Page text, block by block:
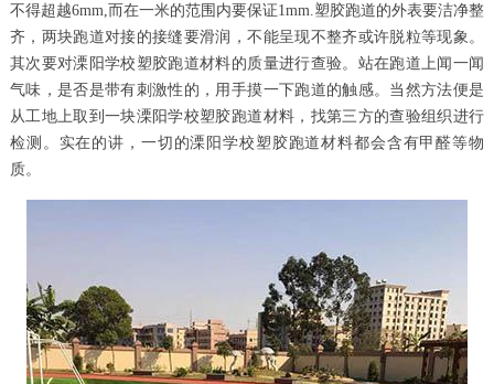
不得超越6mm,而在一米的范围内要保证1mm.塑胶跑道的外表要洁净整
齐，两块跑道对接的接缝要滑润，不能呈现不整齐或许脱粒等现象。
其次要对溧阳学校塑胶跑道材料的质量进行查验。站在跑道上闻一闻
气味，是否是带有刺激性的，用手摸一下跑道的触感。当然方法便是
从工地上取到一块溧阳学校塑胶跑道材料，找第三方的查验组织进行
检测。实在的讲，一切的溧阳学校塑胶跑道材料都会含有甲醛等物
质。